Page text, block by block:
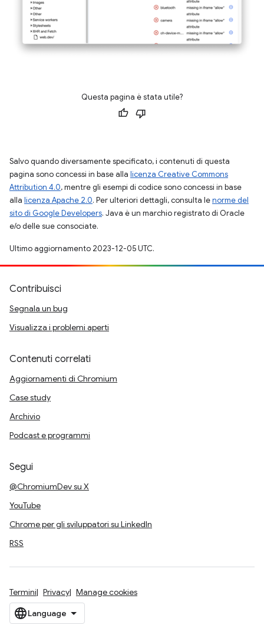
Questa pagina è stata utile?
Salvo quando diversamente specificato, i contenuti di questa
pagina sono concessi in base alla licenza Creative Commons
Attribution 4.0, mentre gli esempi di codice sono concessi in base
alla licenza Apache 2.0. Per ulteriori dettagli, consulta lenorme del
sito di Google Developers. Java è un marchio registrato di Oracle
e/o delle sue consociate.
Ultimo aggiornamento 2023-12-05 UTC.
Contribuisci
Segnala un bug
Visualizza i problemi aperti
Contenuti correlati
Aggiornamenti di Chromium
Case study
Archivio
Podcast e programmi
Segui
@ChromiumDev su X
YouTube
Chrome per gli sviluppatori su LinkedIn
RSS
Termini Privacy Manage cookies